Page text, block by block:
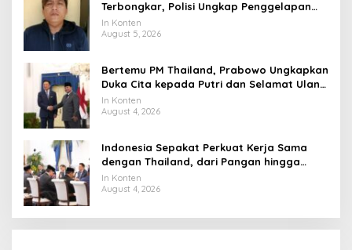
Terbongkar, Polisi Ungkap Penggelapan
Uang Perusahaan untuk Crypto
In Konten
August 5, 2026
Bertemu PM Thailand, Prabowo Ungkapkan
Duka Cita kepada Putri dan Selamat Ulang
Tahun ke Raja Thailand
In Konten
August 4, 2026
Indonesia Sepakat Perkuat Kerja Sama
dengan Thailand, dari Pangan hingga
Ekonomi Digital
In Konten
August 4, 2026